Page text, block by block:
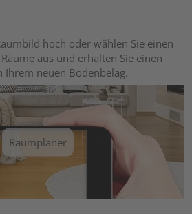
hoch oder wählen Sie einen
aus und erhalten Sie einen
Ihrem neuen Bodenbelag.
Raumplaner